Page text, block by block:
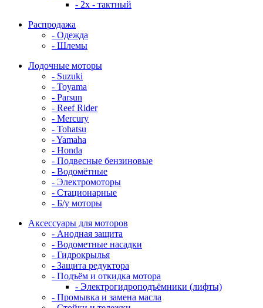
- 2x - тактный
Распродажа
- Одежда
- Шлемы
Лодочные моторы
- Suzuki
- Toyama
- Parsun
- Reef Rider
- Mercury
- Tohatsu
- Yamaha
- Honda
- Подвесные бензиновые
- Водомётные
- Электромоторы
- Стационарные
- Б/у моторы
Аксессуары для моторов
- Анодная защита
- Водометные насадки
- Гидрокрылья
- Защита редуктора
- Подъём и откидка мотора
- Электрогидроподъёмники (лифты)
- Промывка и замена масла